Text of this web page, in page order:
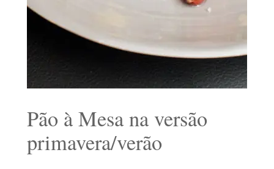
Pão à Mesa na versão
primavera/verão